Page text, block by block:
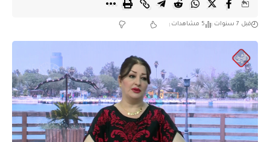
قبل 7 سنوات 5 مشاهدات